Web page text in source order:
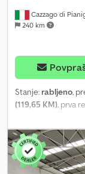
Cazzago di
240 km
Stanje: rabljeno,
(119,65 KM), prva
skupna masa:
Pradamanu (UD).
Telefon -
Tonino Telefon -